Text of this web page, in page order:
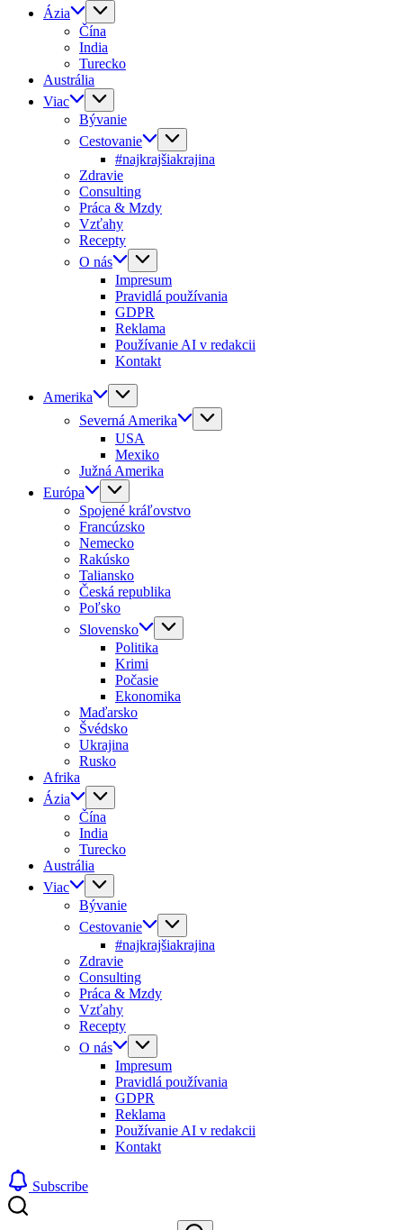
Ázia
Čína
India
Turecko
Austrália
Viac
Bývanie
Cestovanie
#najkrajšiakrajina
Zdravie
Consulting
Práca & Mzdy
Vzťahy
Recepty
O nás
Impresum
Pravidlá používania
GDPR
Reklama
Používanie AI v redakcii
Kontakt
Amerika
Severná Amerika
USA
Mexiko
Južná Amerika
Európa
Spojené kráľovstvo
Francúzsko
Nemecko
Rakúsko
Taliansko
Česká republika
Poľsko
Slovensko
Politika
Krimi
Počasie
Ekonomika
Maďarsko
Švédsko
Ukrajina
Rusko
Afrika
Ázia
Čína
India
Turecko
Austrália
Viac
Bývanie
Cestovanie
#najkrajšiakrajina
Zdravie
Consulting
Práca & Mzdy
Vzťahy
Recepty
O nás
Impresum
Pravidlá používania
GDPR
Reklama
Používanie AI v redakcii
Kontakt
Subscribe